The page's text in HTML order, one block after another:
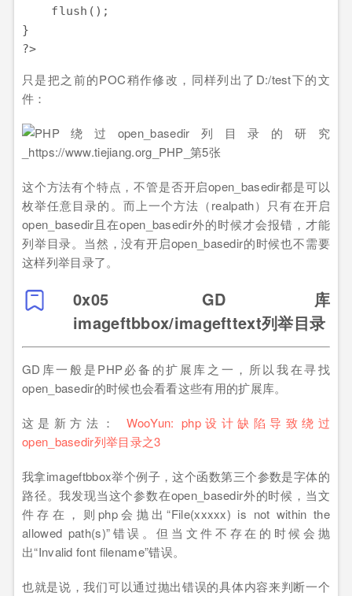
    flush();
}
只是把之前的POC稍作修改，同样列出了D:/test下的文
件：
这个方法有个特点，不管是否开启open_basedir都是可以
枚举任意目录的。而上一个方法（realpath）只有在开启
open_basedir且在open_basedir外的时候才会报错，才能
列举目录。当然，没有开启open_basedir的时候也不需要
这样列举目录了。
0x05 GD库
imageftbbox/imagefttext列举目录
GD库一般是PHP必备的扩展库之一，所以我在寻找
open_basedir的时候也会看看这些有用的扩展库。
这是新方法： WooYun: php设计缺陷导致绕过
open_basedir列举目录之3
我拿imageftbbox举个例子，这个函数第三个参数是字体的
路径。我发现当这个参数在open_basedir外的时候，当文
件存在，则php会抛出“File(xxxxx) is not within the
allowed path(s)”错误。但当文件不存在的时候会抛
出“Invalid font filename”错误。
也就是说，我们可以通过抛出错误的具体内容来判断一个